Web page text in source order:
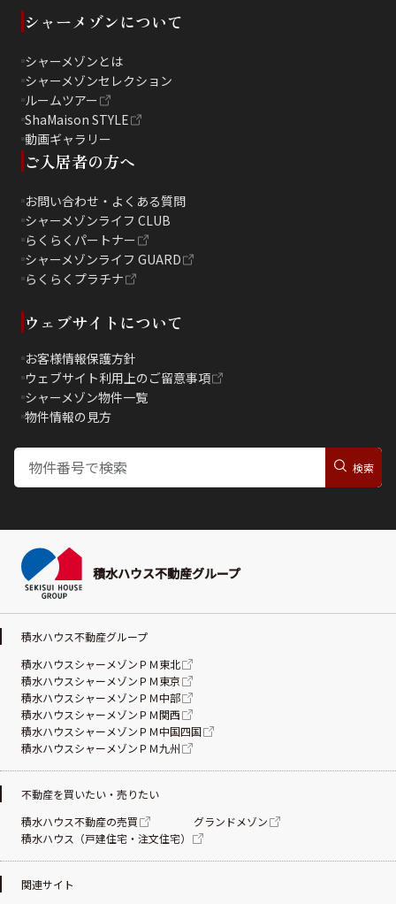
シャーメゾンについて
シャーメゾンとは
シャーメゾンセレクション
ルームツアー
ShaMaison STYLE
動画ギャラリー
ご入居者の方へ
お問い合わせ・よくある質問
シャーメゾンライフ CLUB
らくらくパートナー
シャーメゾンライフ GUARD
らくらくプラチナ
ウェブサイトについて
お客様情報保護方針
ウェブサイト利用上のご留意事項
シャーメゾン物件一覧
物件情報の見方
積水ハウス不動産グループ
積水ハウス不動産グループ
積水ハウスシャーメゾンＰＭ東北
積水ハウスシャーメゾンＰＭ東京
積水ハウスシャーメゾンＰＭ中部
積水ハウスシャーメゾンＰＭ関西
積水ハウスシャーメゾンＰＭ中国四国
積水ハウスシャーメゾンＰＭ九州
不動産を買いたい・売りたい
積水ハウス不動産の売買
グランドメゾン
積水ハウス（戸建住宅・注文住宅）
関連サイト